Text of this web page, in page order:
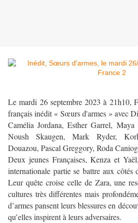
Le mardi 26 septembre 2023 à 21h10,
français inédit « Sœurs d'armes » avec
Camélia Jordana, Esther Garrel,
Noush Skaugen, Mark Ryder,
Douazou, Pascal Greggory, Roda
Deux jeunes Françaises, Kenza et
internationale partie se battre aux côtés
Leur quête croise celle de Zara, une
cultures très différentes mais
d’armes pansent leurs blessures en
qu’elles inspirent à leurs adversaires.